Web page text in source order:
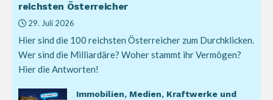
reichsten Österreicher
29. Juli 2026
Hier sind die 100 reichsten Österreicher zum Durchklicken.
Wer sind die Milliardäre? Woher stammt ihr Vermögen?
Hier die Antworten!
Immobilien, Medien, Kraftwerke und